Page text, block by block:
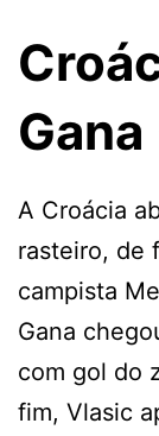
A Croácia
rasteiro, de
campista
Gana
com gol do
fim, Vlasic